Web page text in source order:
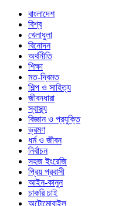
বাংলাদেশ
বিশ্ব
খেলাধুলা
বিনোদন
অর্থনীতি
শিক্ষা
মত-দ্বিমত
শিল্প ও সাহিত্য
জীবনধারা
স্বাস্থ্য
বিজ্ঞান ও প্রযুক্তি
ভ্রমণ
ধর্ম ও জীবন
নির্বাচন
সহজ ইংরেজি
প্রিয় প্রবাসী
আইন-কানুন
চাকরি চাই
অটোমোবাইল